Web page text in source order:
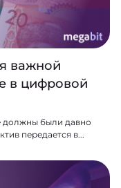
важной
в цифровой
должны были давно
передается в...